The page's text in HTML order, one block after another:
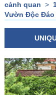
cảnh quan >
Vườn Độc Đáo